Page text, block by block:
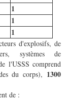
1
1
1
d'explosifs, de
systèmes de
l'USSS comprend
du corps), 1300
de :